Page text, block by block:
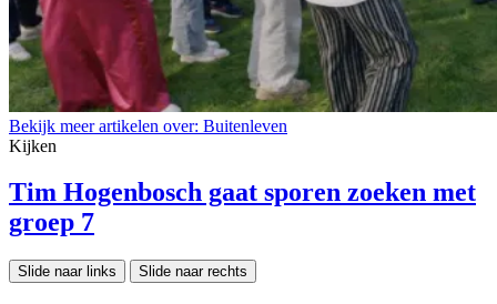
Bekijk meer artikelen over: Buitenleven
Kijken
Tim Hogenbosch gaat sporen zoeken met
groep 7
Slide naar links Slide naar rechts